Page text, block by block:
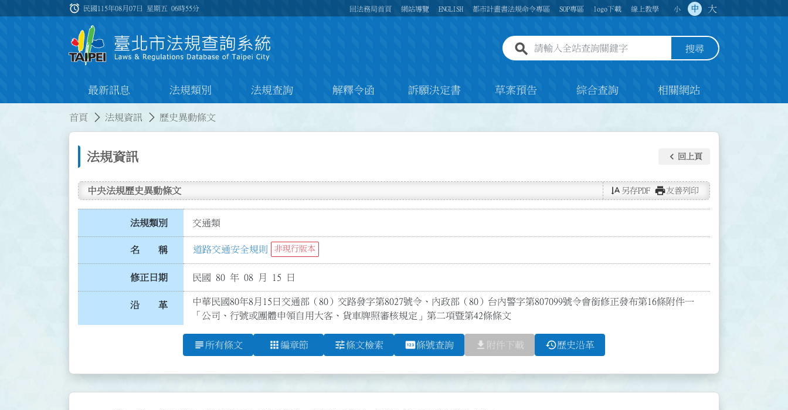
:::
alarm 民國115年08月07日 星期五06時55分 回法務局首頁 網站導覽 ENGLISH 都市計畫書法規命令專區 SOP專區 logo下載 線上教學 小 中 大
全站查詢關鍵字欄位 搜尋
最新訊息 法規類別 法規查詢 解釋令函 訴願決定書 草案預告 綜合查詢 相關網站
首頁 法規資訊 歷史異動條文
法規資訊 keyboard_arrow_left 回上頁
中央法規歷史異動條文 text_rotate_vertical 另存PDF print友善列印
法規類別 交通類
名 稱 道路交通安全規則 非現行版本
修正日期 民國 80 年 08 月 15 日
沿 革
中華民國80年8月15日交通部（80）交路發字第8027號令、內政部（80）台內警字第807099號令會銜修正發布第16條附件一
「公司、行號或團體申領自用大客、貨車牌照審核規定」第二項暨第42條條文
subject 所有條文 apps 編章節 tune條文檢索 pin條號查詢 file_download 附件下載 history歷史沿革